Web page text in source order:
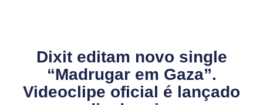
Dixit editam novo single
“Madrugar em Gaza”.
Videoclipe oficial é lançado